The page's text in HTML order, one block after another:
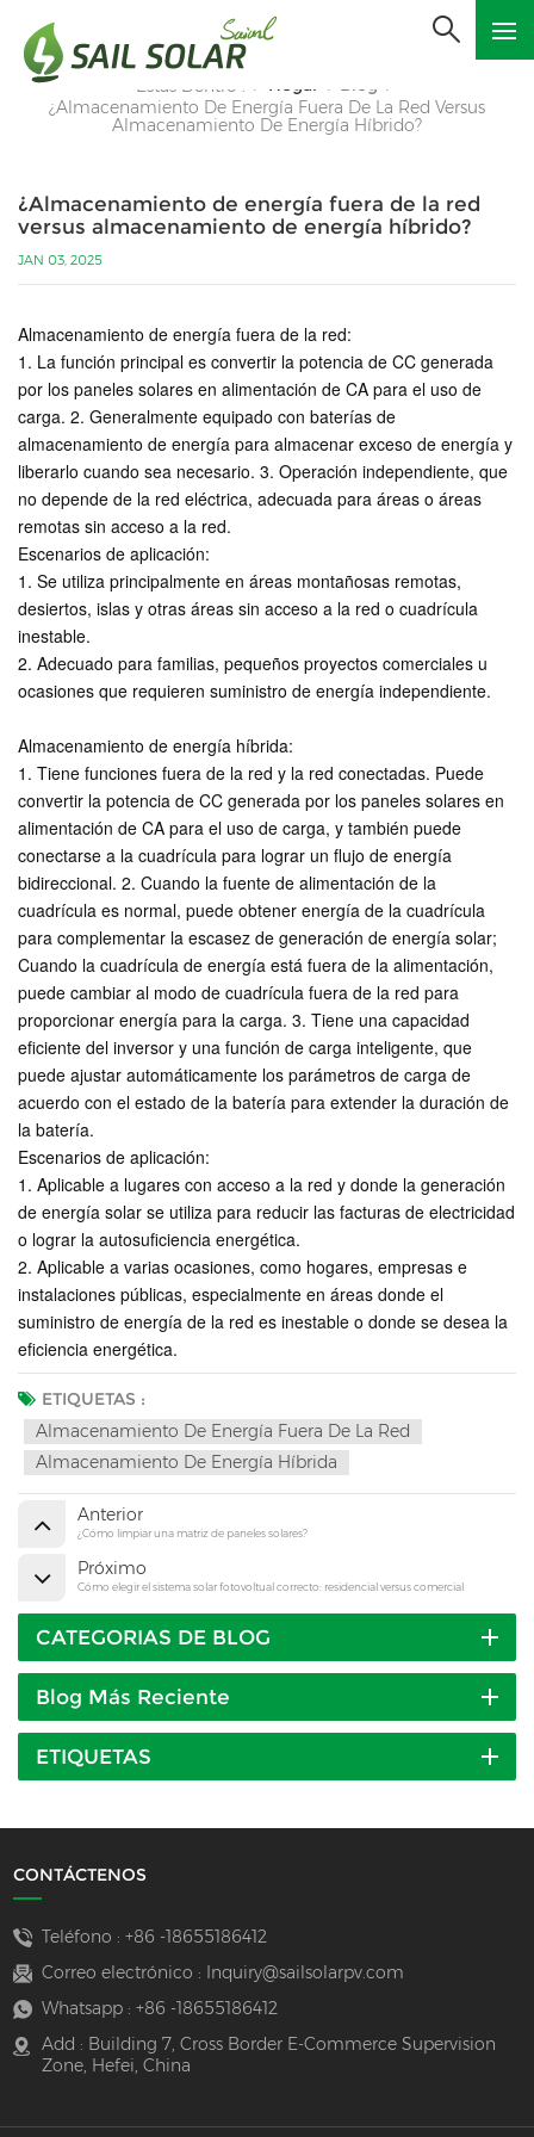
Estás Dentro : Hogar Blog
¿Almacenamiento De Energía Fuera De La Red Versus
Almacenamiento De Energía Híbrido?
¿Almacenamiento de energía fuera de la red
versus almacenamiento de energía híbrido?
JAN 03, 2025
Almacenamiento de energía fuera de la red:
1. La función principal es convertir la potencia de CC generada
por los paneles solares en alimentación de CA para el uso de
carga. 2. Generalmente equipado con baterías de
almacenamiento de energía para almacenar exceso de energía y
liberarlo cuando sea necesario. 3. Operación independiente, que
no depende de la red eléctrica, adecuada para áreas o áreas
remotas sin acceso a la red.
Escenarios de aplicación:
1. Se utiliza principalmente en áreas montañosas remotas,
desiertos, islas y otras áreas sin acceso a la red o cuadrícula
inestable.
2. Adecuado para familias, pequeños proyectos comerciales u
ocasiones que requieren suministro de energía independiente.
Almacenamiento de energía híbrida:
1. Tiene funciones fuera de la red y la red conectadas. Puede
convertir la potencia de CC generada por los paneles solares en
alimentación de CA para el uso de carga, y también puede
conectarse a la cuadrícula para lograr un flujo de energía
bidireccional. 2. Cuando la fuente de alimentación de la
cuadrícula es normal, puede obtener energía de la cuadrícula
para complementar la escasez de generación de energía solar;
Cuando la cuadrícula de energía está fuera de la alimentación,
puede cambiar al modo de cuadrícula fuera de la red para
proporcionar energía para la carga. 3. Tiene una capacidad
eficiente del inversor y una función de carga inteligente, que
puede ajustar automáticamente los parámetros de carga de
acuerdo con el estado de la batería para extender la duración de
la batería.
Escenarios de aplicación:
1. Aplicable a lugares con acceso a la red y donde la generación
de energía solar se utiliza para reducir las facturas de electricidad
o lograr la autosuficiencia energética.
2. Aplicable a varias ocasiones, como hogares, empresas e
instalaciones públicas, especialmente en áreas donde el
suministro de energía de la red es inestable o donde se desea la
eficiencia energética.
ETIQUETAS :
Almacenamiento De Energía Fuera De La Red
Almacenamiento De Energía Híbrida
Anterior
¿Cómo limpiar una matriz de paneles solares?
Próximo
Cómo elegir el sistema solar fotovoltual correcto: residencial versus comercial
CATEGORIAS DE BLOG
Blog Más Reciente
ETIQUETAS
CONTÁCTENOS
Teléfono : +86 -18655186412
Correo electrónico :
Inquiry@sailsolarpv.com
Whatsapp : +86 -18655186412
Add : Building 7, Cross Border E-Commerce Supervision
Zone, Hefei, China